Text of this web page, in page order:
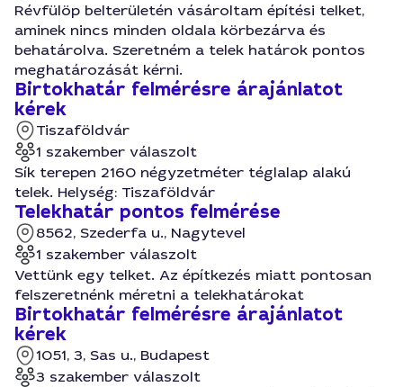
Révfülöp belterületén vásároltam építési telket,
aminek nincs minden oldala körbezárva és
behatárolva. Szeretném a telek határok pontos
meghatározását kérni.
Birtokhatár felmérésre árajánlatot
kérek
Tiszaföldvár
1 szakember válaszolt
Sík terepen 2160 négyzetméter téglalap alakú
telek. Helység: Tiszaföldvár
Telekhatár pontos felmérése
8562, Szederfa u., Nagytevel
1 szakember válaszolt
Vettünk egy telket. Az építkezés miatt pontosan
felszeretnénk méretni a telekhatárokat
Birtokhatár felmérésre árajánlatot
kérek
1051, 3, Sas u., Budapest
3 szakember válaszolt